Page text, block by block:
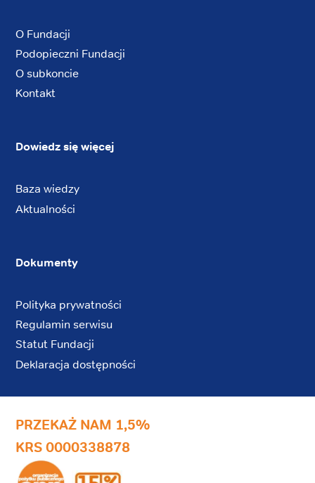
O Fundacji
Podopieczni Fundacji
O subkoncie
Kontakt
Dowiedz się więcej
Baza wiedzy
Aktualności
Dokumenty
Polityka prywatności
Regulamin serwisu
Statut Fundacji
Deklaracja dostępności
PRZEKAŻ NAM 1,5%
KRS 0000338878